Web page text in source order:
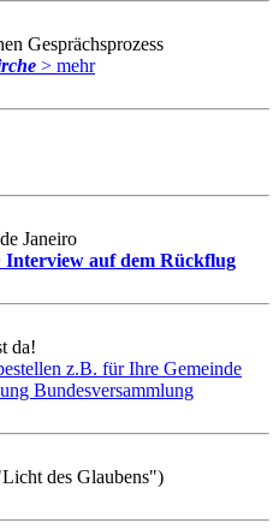
Gesprächsprozess
> mehr
Janeiro
Interview auf dem Rückflug
da!
z.B. für Ihre Gemeinde
Bundesversammlung
des Glaubens")